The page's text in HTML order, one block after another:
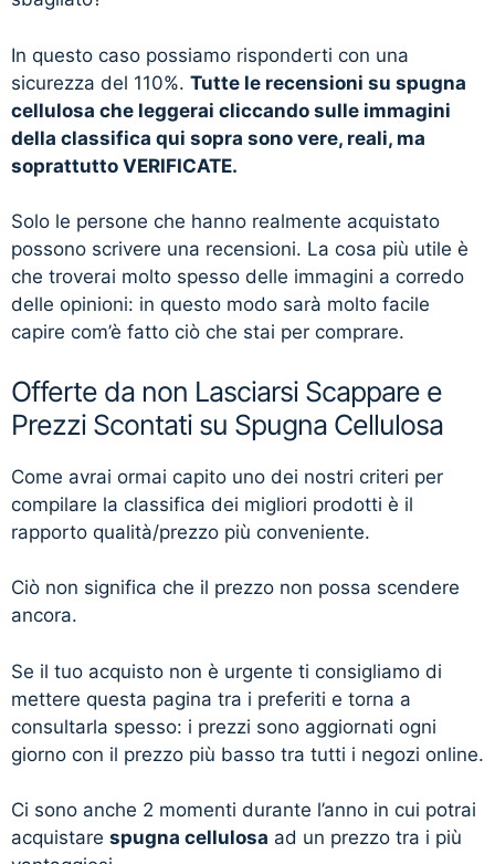
In questo caso possiamo risponderti con una
sicurezza del 110%. Tutte le recensioni su spugna
cellulosa che leggerai cliccando sulle immagini
della classifica qui sopra sono vere, reali, ma
soprattutto VERIFICATE.
Solo le persone che hanno realmente acquistato
possono scrivere una recensioni. La cosa più utile è
che troverai molto spesso delle immagini a corredo
delle opinioni: in questo modo sarà molto facile
capire com’è fatto ciò che stai per comprare.
Offerte da non Lasciarsi Scappare e
Prezzi Scontati su Spugna Cellulosa
Come avrai ormai capito uno dei nostri criteri per
compilare la classifica dei migliori prodotti è il
rapporto qualità/prezzo più conveniente.
Ciò non significa che il prezzo non possa scendere
ancora.
Se il tuo acquisto non è urgente ti consigliamo di
mettere questa pagina tra i preferiti e torna a
consultarla spesso: i prezzi sono aggiornati ogni
giorno con il prezzo più basso tra tutti i negozi online.
Ci sono anche 2 momenti durante l’anno in cui potrai
acquistare spugna cellulosa ad un prezzo tra i più